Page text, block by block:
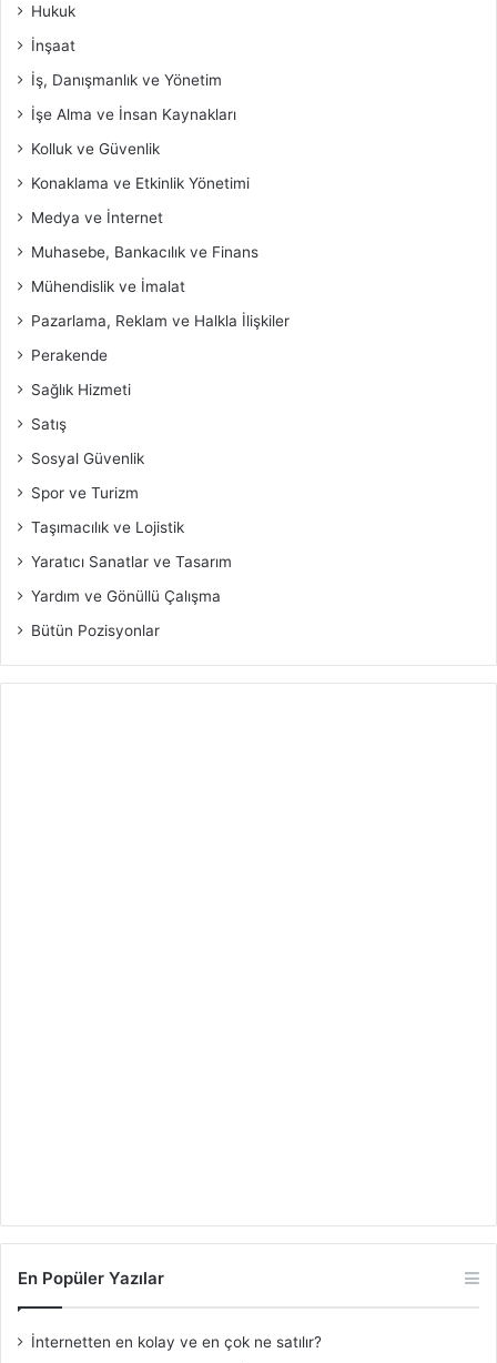
Hukuk
İnşaat
İş, Danışmanlık ve Yönetim
İşe Alma ve İnsan Kaynakları
Kolluk ve Güvenlik
Konaklama ve Etkinlik Yönetimi
Medya ve İnternet
Muhasebe, Bankacılık ve Finans
Mühendislik ve İmalat
Pazarlama, Reklam ve Halkla İlişkiler
Perakende
Sağlık Hizmeti
Satış
Sosyal Güvenlik
Spor ve Turizm
Taşımacılık ve Lojistik
Yaratıcı Sanatlar ve Tasarım
Yardım ve Gönüllü Çalışma
Bütün Pozisyonlar
En Popüler Yazılar
İnternetten en kolay ve en çok ne satılır?